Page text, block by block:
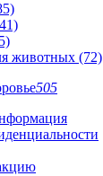
животных (72)
505